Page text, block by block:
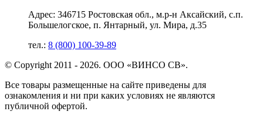
Адрес: 346715 Ростовская обл., м.р-н Аксайский, с.п.
Большелогское, п. Янтарный, ул. Мира, д.35
тел.: 8 (800) 100-39-89
© Copyright 2011 - 2026. ООО «ВИНСО СВ».
Все товары размещенные на сайте приведены для
ознакомления и ни при каких условиях не являются
публичной офертой.